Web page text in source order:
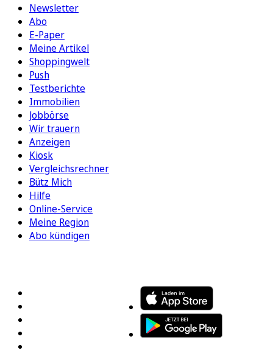
Newsletter
Abo
E-Paper
Meine Artikel
Shoppingwelt
Push
Testberichte
Immobilien
Jobbörse
Wir trauern
Anzeigen
Kiosk
Vergleichsrechner
Bütz Mich
Hilfe
Online-Service
Meine Region
Abo kündigen